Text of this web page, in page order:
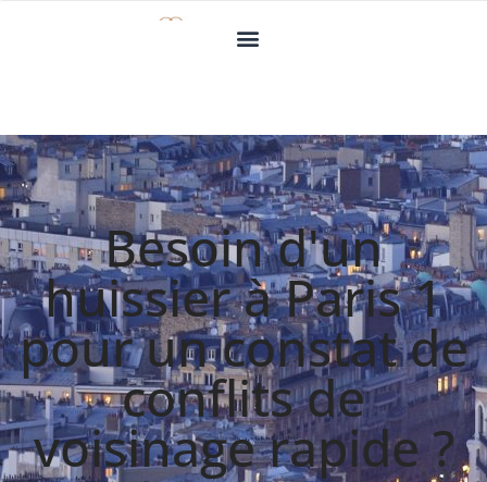
Besoin d'un
huissier à Paris 1
pour un constat de
conflits de
voisinage rapide ?